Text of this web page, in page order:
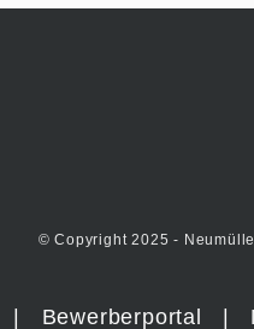
© Copyright 2025 -
Bewerberportal